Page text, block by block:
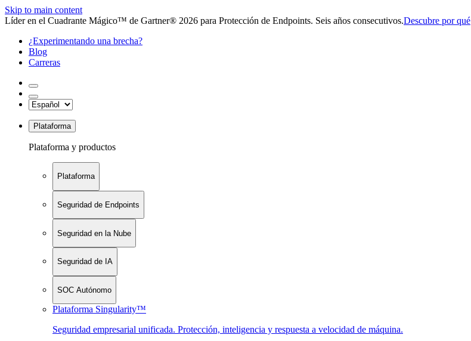
Skip to main content
Líder en el Cuadrante Mágico™ de Gartner® 2026 para Protección de Endpoints. Seis años consecutivos.Descubre por qué
¿Experimentando una brecha?
Blog
Carreras
Plataforma
Plataforma y productos
Plataforma
Seguridad de Endpoints
Seguridad en la Nube
Seguridad de IA
SOC Autónomo
Plataforma Singularity™
Seguridad empresarial unificada. Protección, inteligencia y respuesta a velocidad de máquina.